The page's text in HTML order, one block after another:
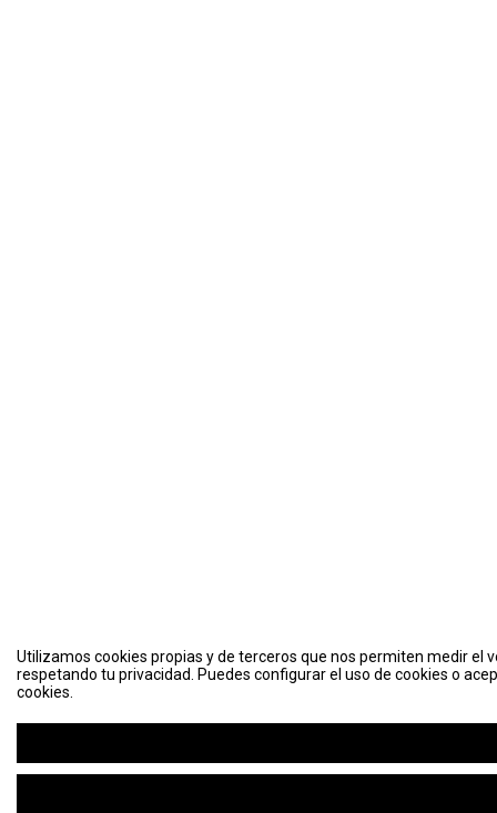
Utilizamos cookies propias y de terceros que nos permiten medir el
respetando tu privacidad. Puedes configurar el uso de cookies o
cookies.